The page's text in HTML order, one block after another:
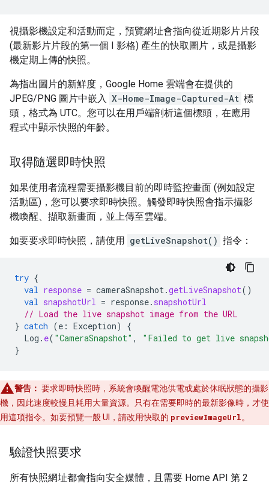
視攝影機設定和活動而定，預覽網址會指向從近期影片片段
(最新影片片段的第一個 I 影格) 產生的快取圖片，或是攝影
機定期上傳的快照。
為指出圖片的新鮮度，Google Home 雲端會在提供的
JPEG/PNG 圖片中嵌入 X-Home-Image-Captured-At 標
頭，格式為 UTC。您可以在用戶端剖析這個標頭，在應用
程式中顯示快照的年齡。
取得隨選即時快照
如果使用者流程需要攝影機目前的即時監控畫面 (例如設定
活動區)，您可以要求即時快照。觸發即時快照會指示攝影
機喚醒、擷取新畫面，並上傳至雲端。
如要要求即時快照，請使用 getLiveSnapshot() 指令：
try {
val response = cameraSnapshot.getLiveSnapshot()
val snapshotUrl = response. snapshotUrl
// Load the live snapshot image from the URL
} catch (e : Exception)
{
Log . e( "CameraSnapshot" ,
"Failed to get live
}
警告： 要求即時快照時，系統會喚醒電池供電或處於休眠狀態的攝影
機，因此速度較慢且耗用大量資源。只有在需要即時的最新影像時，才使
用這項指令。如要預覽一般 UI，請改用快取的 previewImageUrl。
驗證快照要求
所有快照網址都會指向安全媒體，且需要 Home API 第 2